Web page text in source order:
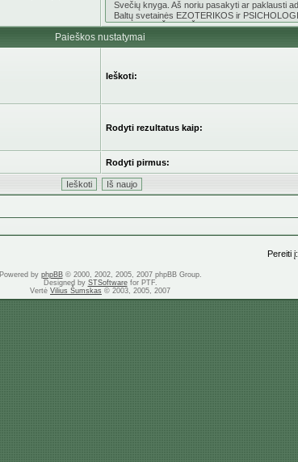
Paieškos nustatymai
Ieškoti:
Rodyti rezultatus kaip:
Rodyti pirmus:
Pereiti į:
Powered by phpBB© 2000, 2002, 2005, 2007 phpBB Group.
Designed by STSoftwarefor PTF.
Vertė Vilius Šumskas © 2003, 2005, 2007